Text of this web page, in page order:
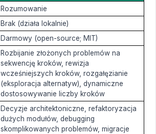
Rozumowanie
Brak (działa lokalnie)
Darmowy (open-source; MIT)
Rozbijanie złożonych problemów na
sekwencję kroków, rewizja
wcześniejszych kroków, rozgałęzianie
(eksploracja alternatyw), dynamiczne
dostosowywanie liczby kroków
Decyzje architektoniczne, refaktoryzacja
dużych modułów, debugging
skomplikowanych problemów, migracje